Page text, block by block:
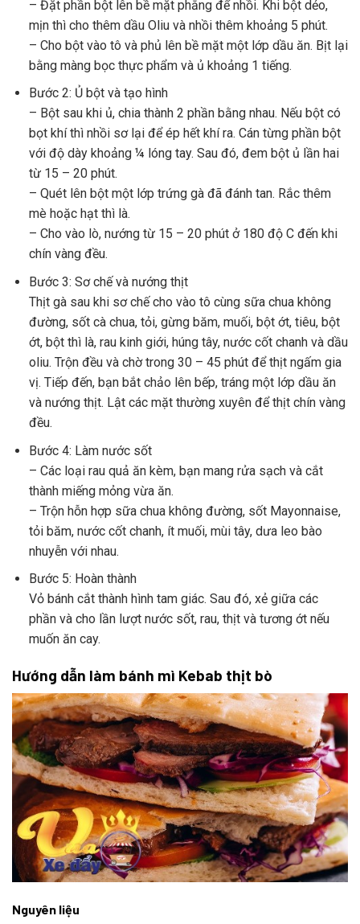
– Đặt phần bột lên bề mặt phẳng để nhồi. Khi bột dẻo,
mịn thì cho thêm dầu Oliu và nhồi thêm khoảng 5 phút.
– Cho bột vào tô và phủ lên bề mặt một lớp dầu ăn. Bịt lại
bằng màng bọc thực phẩm và ủ khoảng 1 tiếng.
Bước 2: Ủ bột và tạo hình
– Bột sau khi ủ, chia thành 2 phần bằng nhau. Nếu bột có
bọt khí thì nhồi sơ lại để ép hết khí ra. Cán từng phần bột
với độ dày khoảng ¼ lóng tay. Sau đó, đem bột ủ lần hai
từ 15 – 20 phút.
– Quét lên bột một lớp trứng gà đã đánh tan. Rắc thêm
mè hoặc hạt thì là.
– Cho vào lò, nướng từ 15 – 20 phút ở 180 độ C đến khi
chín vàng đều.
Bước 3: Sơ chế và nướng thịt
Thịt gà sau khi sơ chế cho vào tô cùng sữa chua không
đường, sốt cà chua, tỏi, gừng băm, muối, bột ớt, tiêu, bột
ớt, bột thì là, rau kinh giới, húng tây, nước cốt chanh và dầu
oliu. Trộn đều và chờ trong 30 – 45 phút để thịt ngấm gia
vị. Tiếp đến, bạn bắt chảo lên bếp, tráng một lớp dầu ăn
và nướng thịt. Lật các mặt thường xuyên để thịt chín vàng
đều.
Bước 4: Làm nước sốt
– Các loại rau quả ăn kèm, bạn mang rửa sạch và cắt
thành miếng mỏng vừa ăn.
– Trộn hỗn hợp sữa chua không đường, sốt Mayonnaise,
tỏi băm, nước cốt chanh, ít muối, mùi tây, dưa leo bào
nhuyễn với nhau.
Bước 5: Hoàn thành
Vỏ bánh cắt thành hình tam giác. Sau đó, xẻ giữa các
phần và cho lần lượt nước sốt, rau, thịt và tương ớt nếu
muốn ăn cay.
Hướng dẫn làm bánh mì Kebab thịt bò
Nguyên liệu